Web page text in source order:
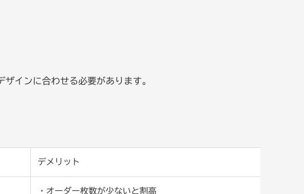
インに合わせる必要があります。
デメリット
・オーダー枚数が少ないと割高